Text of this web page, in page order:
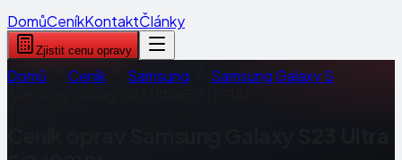
DomůCeníkKontaktČlánky
Zjistit cenu opravy
Domů Ceník Samsung
Samsung Galaxy S